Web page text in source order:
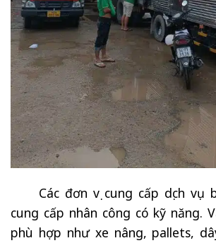
Các đơn vị cung cấp dịch vụ
cung cấp nhân công có kỹ năng.
phù hợp như xe nâng, pallets,